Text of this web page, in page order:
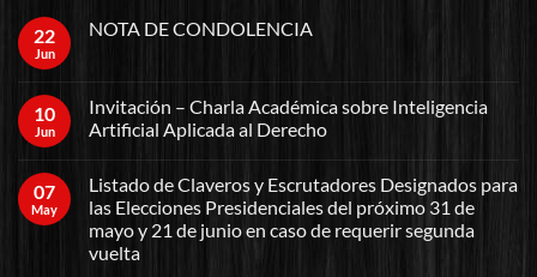
22
Jun
NOTA DE CONDOLENCIA
10
Jun
Invitación – Charla Académica sobre Inteligencia
Artificial Aplicada al Derecho
07
May
Listado de Claveros y Escrutadores Designados para
las Elecciones Presidenciales del próximo 31 de
mayo y 21 de junio en caso de requerir segunda
vuelta